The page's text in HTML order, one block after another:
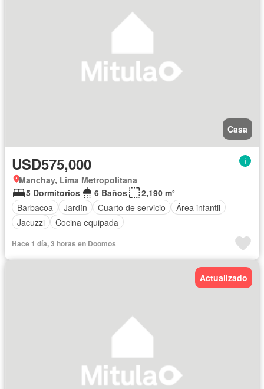
Casa
USD575,000
Manchay, Lima Metropolitana
5 Dormitorios
6 Baños
2,190 m²
Barbacoa
Jardín Cuarto de servicio
Área infantil
Jacuzzi
Cocina equipada
Hace 1 día, 3 horas en Doomos
Actualizado